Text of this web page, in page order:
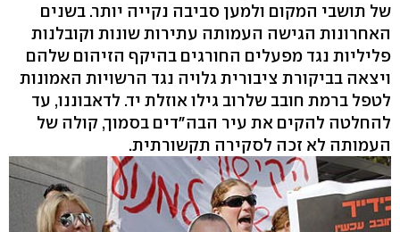
של תושבי המקום ולמען סביבה נקייה יותר. בשנים
האחרונות הגישה העמותה עתירות שונות וקובלנות
פליליות נגד מפעלים החורגים בהיקף הזיהום שלהם
ויצאה בביקורת ציבורית גלויה נגד הרשויות האמונות
לטפל ברמת חובב שלרוב גילו אוזלת יד. לדאבוננו, עד
להחלטה להקים את עיר הבה"דים בסמוך, קולה של
העמותה לא זכה לסקירה תקשורתית.